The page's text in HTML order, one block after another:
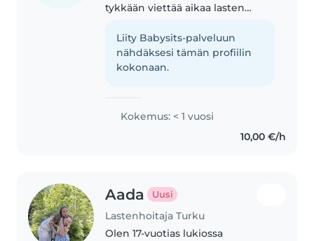
tykkään viettää aikaa lasten
ikäisten lasten kanssa. Olen
aiemmin hoitanut sukulaisteni
lapsia sekä olin TET-
Liity Babysits-palveluun
nähdäksesi tämän profiilin
kokonaan.
Kokemus: < 1 vuosi
10,00 €/h
Aada Uusi
Lastenhoitaja Turku
Olen 17-vuotias lukiossa